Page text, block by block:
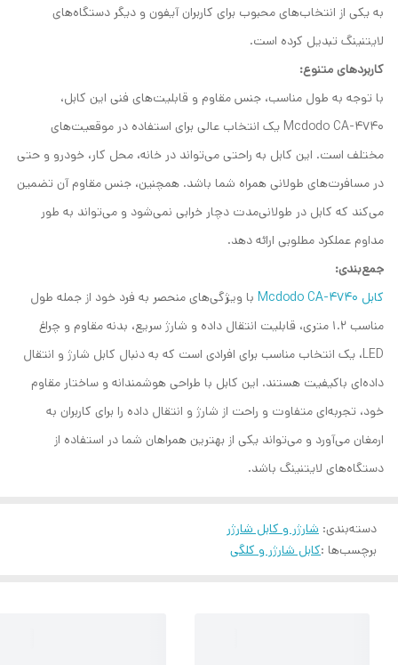
به یکی از انتخاب‌های محبوب برای کاربران آیفون و دیگر دستگاه‌های
لایتنینگ تبدیل کرده است.
کاربردهای متنوع:
با توجه به طول مناسب، جنس مقاوم و قابلیت‌های فنی این کابل،
Mcdodo CA-4740 یک انتخاب عالی برای استفاده در موقعیت‌های
مختلف است. این کابل به راحتی می‌تواند در خانه، محل کار، خودرو و حتی
در مسافرت‌های طولانی همراه شما باشد. همچنین، جنس مقاوم آن تضمین
می‌کند که کابل در طولانی‌مدت دچار خرابی نمی‌شود و می‌تواند به طور
مداوم عملکرد مطلوبی ارائه دهد.
جمع‌بندی:
کابل Mcdodo CA-4740
با ویژگی‌های منحصر به فرد خود از جمله طول
مناسب 1.2 متری، قابلیت انتقال داده و شارژ سریع، بدنه مقاوم و چراغ
LED، یک انتخاب مناسب برای افرادی است که به دنبال کابل شارژ و انتقال
داده‌ای باکیفیت هستند. این کابل با طراحی هوشمندانه و ساختار مقاوم
خود، تجربه‌ای متفاوت و راحت از شارژ و انتقال داده را برای کاربران به
ارمغان می‌آورد و می‌تواند یکی از بهترین همراهان شما در استفاده از
دستگاه‌های لایتنینگ باشد.
دسته‌بندی: شارژر و کابل شارژر
برچسب‌ها :کابل شارژر و کلگی